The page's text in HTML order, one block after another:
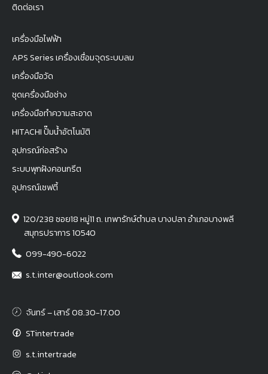
ติดต่อเรา
เครื่องมือไฟฟ้า
APS Series เครื่องเชื่อมจุดระบบลม
เครื่องมือวัด
ชุดเครื่องมือช่าง
เครื่องมือทำความสะอาด
HITACHI ปั๊มน้ำอัตโนมัติ
อุปกรณ์ก่อสร้าง
ระบบพุกฝังคอนกรีต
อุปกรณ์เซฟตี้
120/238 ซอย18 หมู่11 ถ. เทพารักษ์ตำบล บางปลา อำเภอบางพลี
สมุทรปราการ 10540
099-490-6022
s.t.inter@outlook.com
จันทร์ – เสาร์ 08.30-17.00
STintertrade
s.t.intertrade